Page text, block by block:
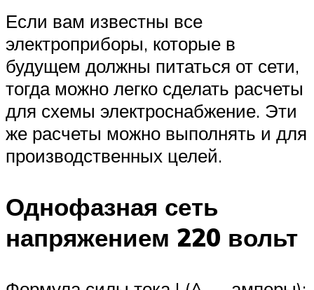
Если вам известны все
электроприборы, которые в
будущем должны питаться от сети,
тогда можно легко сделать расчеты
для схемы электроснабжение. Эти
же расчеты можно выполнять и для
производственных целей.
Однофазная сеть
напряжением 220 вольт